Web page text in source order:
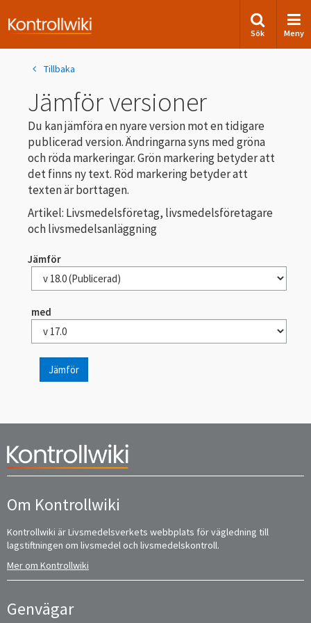
Sök Meny
Tillbaka
Jämför versioner
Du kan jämföra en nyare version mot en tidigare
publicerad version. Ändringarna syns med gröna
och röda markeringar. Grön markering betyder att
det finns ny text. Röd markering betyder att
texten är borttagen.
Artikel: Livsmedelsföretag, livsmedelsföretagare
och livsmedelsanläggning
Jämför
med
Jämför
Om Kontrollwiki
Kontrollwiki är Livsmedelsverkets webbplats för vägledning till
lagstiftningen om livsmedel och livsmedelskontroll.
Mer om Kontrollwiki
Genvägar